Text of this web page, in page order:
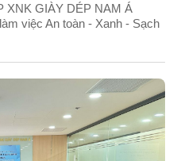
XNK GIÀY DÉP NAM Á
việc An toàn - Xanh - Sạch